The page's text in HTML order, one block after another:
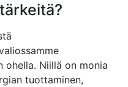
ohella. Niillä on monia
tuottaminen,